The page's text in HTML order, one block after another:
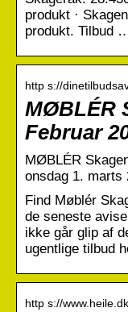
produkt ·
produkt. Tilbud
http s://
MØBLÉR
Februar
MØBLÉR
onsdag 1. marts
Find Møblér
de seneste
ikke går glip af
ugentlige tilbud
http s://